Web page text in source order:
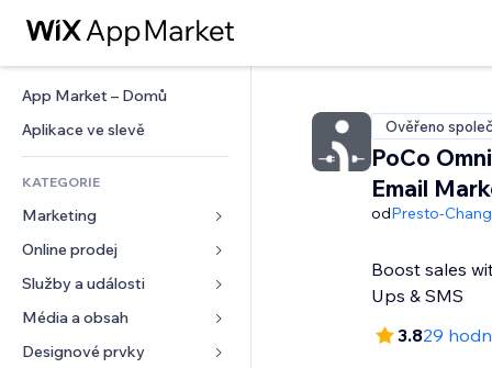
App Market – Domů
Aplikace ve slevě
KATEGORIE
Marketing
Reklamy
Mobilní zařízení
Analytika
Online prodej
Aplikace pro obchody
Doprava a doručení
Tlačítka pro prodej
Služby a události
Ubytování
Události
Média a obsah
Galerie
Designové prvky
Ověřeno
PoCo
Email
odPresto-
Boost sales
Ups & SMS
3.829